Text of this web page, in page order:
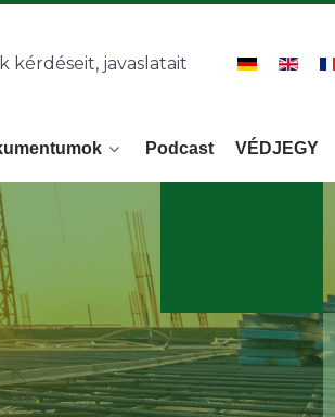
kérdéseit, javaslatait
Podcast VÉDJEGY